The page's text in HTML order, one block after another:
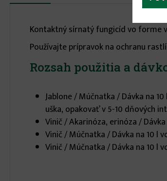
infoskarta)
Kontaktný sírnatý fungicíd vo forme
Používajte prípravok na ochranu
Rozsah použitia a
Jablone / Múčnatka / Dávka na
uška, opakovať v 5-10 dňových
Vinič / Akarinóza, erinóza /
Vinič / Múčnatka / Dávka na 10 l
Vinič / Múčnatka / Dávka na 10 l